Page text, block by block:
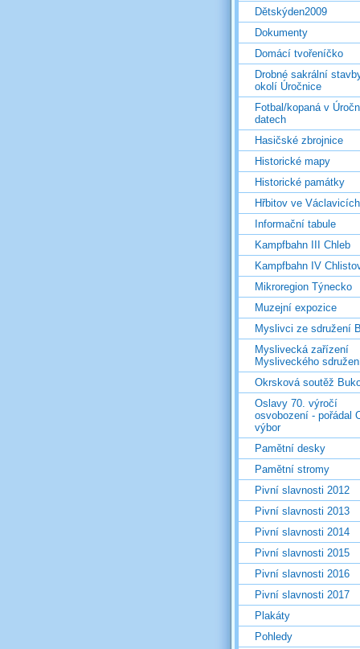
Dětskýden2009
Dokumenty
Domácí tvořeníčko
Drobné sakrální
okolí Úročnice
Fotbal/kopaná v
datech
Hasičské zbrojnice
Historické mapy
Historické památky
Hřbitov ve Václavicích
Informační tabule
Kampfbahn III Chleb
Kampfbahn IV
Mikroregion Týnecko
Muzejní expozice
Myslivci ze sdružení
Myslivecká zařízení
Mysliveckého
Okrsková soutěž
Oslavy 70. výročí
osvobození - pořádal
výbor
Pamětní desky
Pamětní stromy
Pivní slavnosti 2012
Pivní slavnosti 2013
Pivní slavnosti 2014
Pivní slavnosti 2015
Pivní slavnosti 2016
Pivní slavnosti 2017
Plakáty
Pohledy